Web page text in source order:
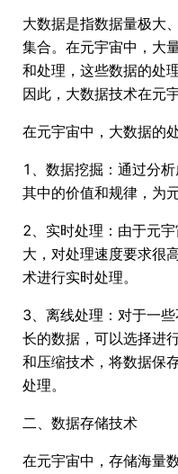
大数据是指数据量极大
集合。在元宇宙中，大
和处理，这些数据的处
因此，大数据技术在元
在元宇宙中，大数据的
1、数据挖掘：通过分
其中的价值和规律，为
2、实时处理：由于元
大，对处理速度要求很
术进行实时处理。
3、离线处理：对于一
长的数据，可以选择进
和压缩技术，将数据保
处理。
二、数据存储技术
在元宇宙中，存储海量